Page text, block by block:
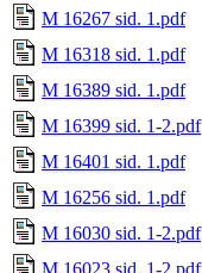
M 16267 sid. 1.pdf
M 16318 sid. 1.pdf
M 16389 sid. 1.pdf
M 16399 sid. 1-2.pdf
M 16401 sid. 1.pdf
M 16256 sid. 1.pdf
M 16030 sid. 1-2.pdf
M 16023 sid. 1-2.pdf